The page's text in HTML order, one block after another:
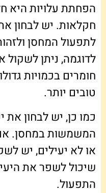
הפחתת עלויות היא
חקלאות. יש לבחון
לתפעול המחסן
לדוגמה, ניתן
חומרים בכמויות
טובים יותר.
כמו כן, יש לבחון את
המשמשות במחסן.
או לא יעילים, יש
שיכול לשפר את
התפעול.